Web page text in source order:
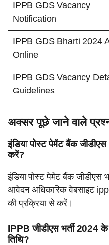
IPPB GDS Vacancy
Notification
IPPB GDS Bharti 2024
Online
IPPB GDS Vacancy
Guidelines
अक्सर पूछे जाने वाले
इंडिया पोस्ट पेमेंट बैंक
करें?
इंडिया पोस्ट पेमेंट बैंक जीडीएस
आवेदन अधिकारिक वेबसाइट
की प्रक्रिया से करें।
IPPB जीडीएस भर्ती 2024
तिथि?